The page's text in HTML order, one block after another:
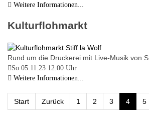
Weitere Informationen...
Kulturflohmarkt
Rund um die Druckerei mit Live-Musik von
So 05.11.23 12.00 Uhr
Weitere Informationen...
derStart Zurück 1 2 3 4 5